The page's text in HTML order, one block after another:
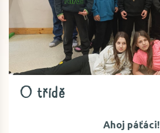
O třídě
Ahoj páťáci!